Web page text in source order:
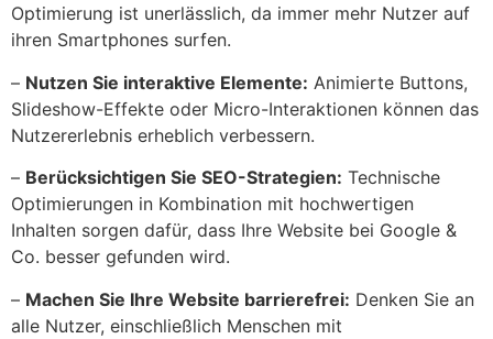
Optimierung ist unerlässlich, da immer mehr Nutzer auf
ihren Smartphones surfen.
– Nutzen Sie interaktive Elemente: Animierte Buttons,
Slideshow-Effekte oder Micro-Interaktionen können das
Nutzererlebnis erheblich verbessern.
– Berücksichtigen Sie SEO-Strategien: Technische
Optimierungen in Kombination mit hochwertigen
Inhalten sorgen dafür, dass Ihre Website bei Google &
Co. besser gefunden wird.
– Machen Sie Ihre Website barrierefrei: Denken Sie an
alle Nutzer, einschließlich Menschen mit